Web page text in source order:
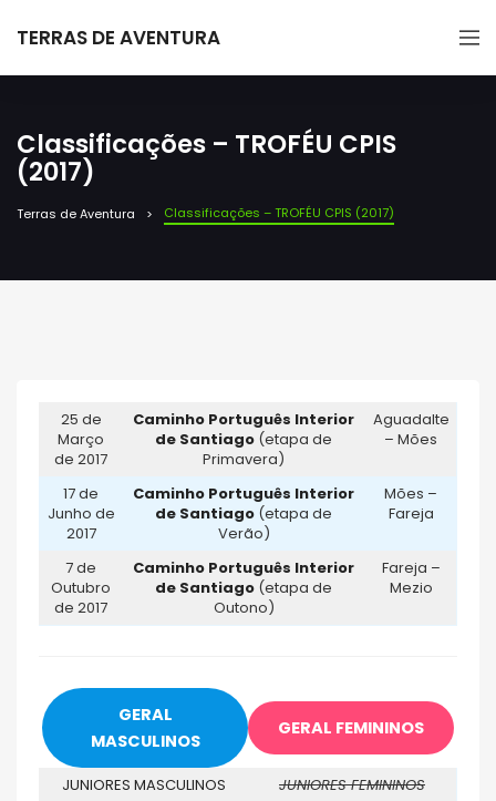
TERRAS DE AVENTURA
Classificações – TROFÉU CPIS
(2017)
Terras de Aventura Classificações – TROFÉU CPIS (2017)
25 de
Março
de 2017
Caminho Português Interior
de Santiago (etapa de
Primavera)
Aguadalte
– Mões
17 de
Junho de
2017
Caminho Português Interior
de Santiago (etapa de
Verão)
Mões –
Fareja
7 de
Outubro
de 2017
Caminho Português Interior
de Santiago (etapa de
Outono)
Fareja –
Mezio
GERAL
MASCULINOS
GERAL FEMININOS
JUNIORES MASCULINOS
JUNIORES FEMININOS